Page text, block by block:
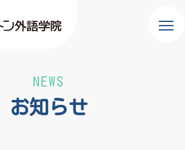
お知らせ
NEWS